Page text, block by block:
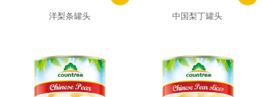
洋梨条罐头 中国梨丁罐头